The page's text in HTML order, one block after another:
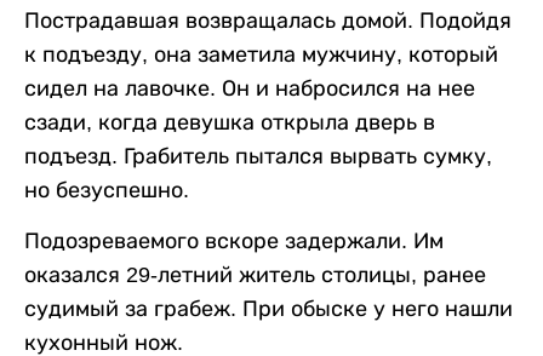
Пострадавшая возвращалась домой. Подойдя
к подъезду, она заметила мужчину, который
сидел на лавочке. Он и набросился на нее
сзади, когда девушка открыла дверь в
подъезд. Грабитель пытался вырвать сумку,
но безуспешно.
Подозреваемого вскоре задержали. Им
оказался 29-летний житель столицы, ранее
судимый за грабеж. При обыске у него нашли
кухонный нож.